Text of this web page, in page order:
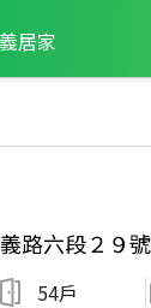
居家
路六段２９號
54戶